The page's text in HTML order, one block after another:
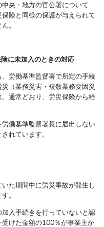
央・地方の官公署について
険と同様の保護が与えられて
。
に未加入のときの対応
労働基準監督署で所定の手続
（業務災害・複数業務要因災
通常どおり、労災保険から給
働基準監督署長に届出しない
れています。
た期間中に労災事故が発生し
す。
入手続きを行っていないと認
けた金額の100％が事業主か